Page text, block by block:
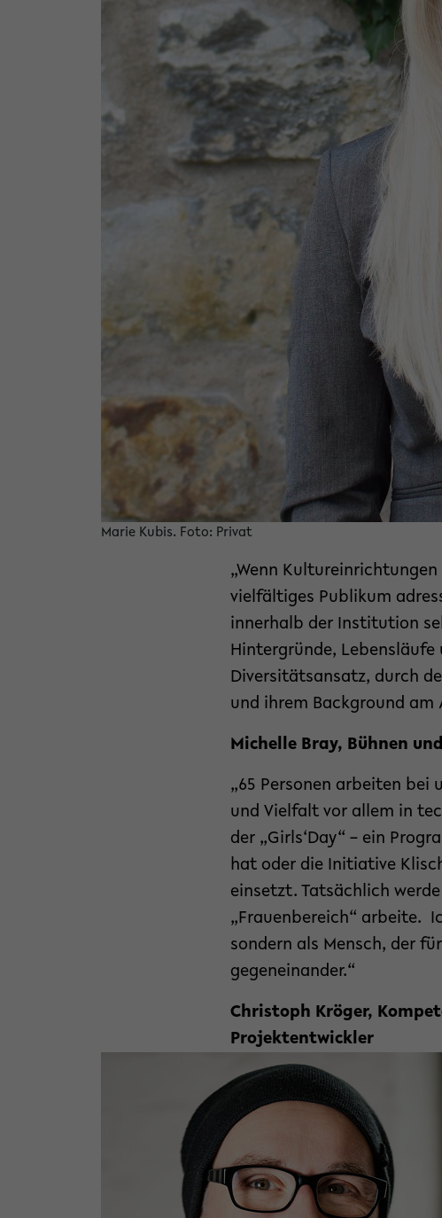
Marie Kubis. Foto: Privat
„Wenn
vielfältiges Publikum
innerhalb der Institution
Hintergründe, Lebensläufe
Diversitätsansatz, durch
und ihrem Background
Michelle Bray, Bühnen
„65 Personen arbeiten bei
und Vielfalt vor allem in
der „Girls‘Day“ – ein
hat oder die Initiative
einsetzt. Tatsächlich
„Frauenbereich“ arbeite.
sondern als Mensch, der
gegeneinander.“
Christoph Kröger,
Projektentwickler